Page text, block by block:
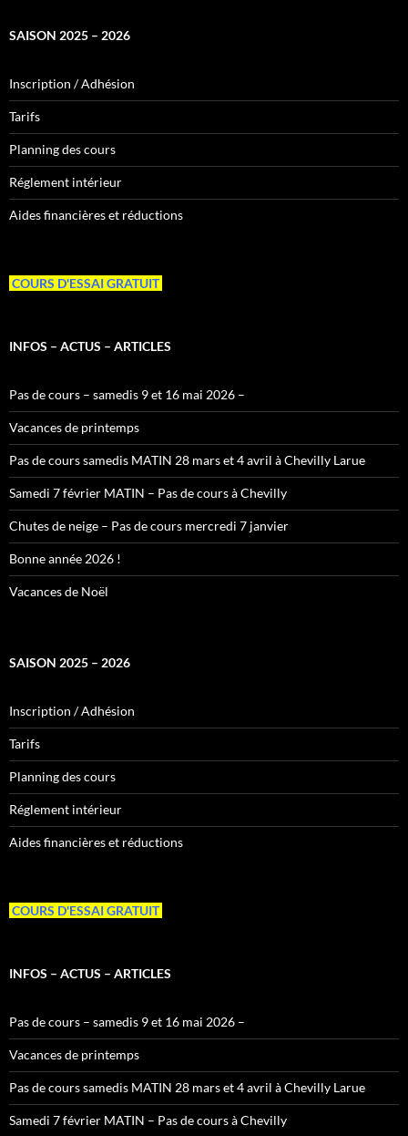
SAISON 2025 – 2026
Inscription / Adhésion
Tarifs
Planning des cours
Réglement intérieur
Aides financières et réductions
COURS D'ESSAI GRATUIT
INFOS – ACTUS – ARTICLES
Pas de cours – samedis 9 et 16 mai 2026 –
Vacances de printemps
Pas de cours samedis MATIN 28 mars et 4 avril à Chevilly Larue
Samedi 7 février MATIN – Pas de cours à Chevilly
Chutes de neige – Pas de cours mercredi 7 janvier
Bonne année 2026 !
Vacances de Noël
SAISON 2025 – 2026
Inscription / Adhésion
Tarifs
Planning des cours
Réglement intérieur
Aides financières et réductions
COURS D'ESSAI GRATUIT
INFOS – ACTUS – ARTICLES
Pas de cours – samedis 9 et 16 mai 2026 –
Vacances de printemps
Pas de cours samedis MATIN 28 mars et 4 avril à Chevilly Larue
Samedi 7 février MATIN – Pas de cours à Chevilly